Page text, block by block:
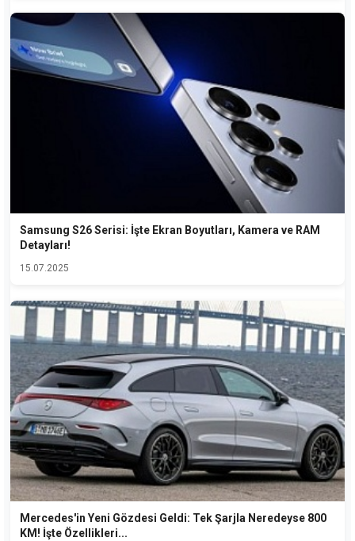
Samsung S26 Serisi: İşte Ekran Boyutları, Kamera ve RAM
Detayları!
15.07.2025
Mercedes'in Yeni Gözdesi Geldi: Tek Şarjla Neredeyse 800
KM! İşte Özellikleri...